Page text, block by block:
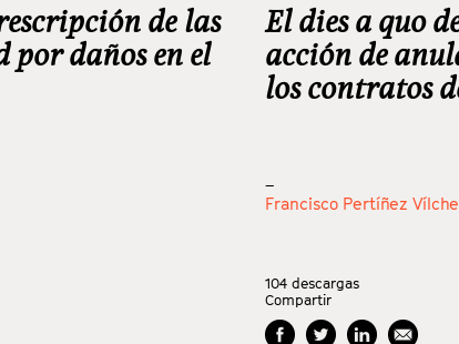
de las
por daños en el
El dies a quo
acción de
los contratos
_
Francisco Pertíñez
104 descargas
Compartir